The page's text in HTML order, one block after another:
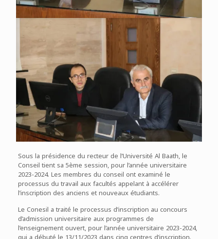
Sous la présidence du recteur de l’Université Al Baath, le
Conseil tient sa 5ème session, pour l’année universitaire
2023-2024. Les membres du conseil ont examiné le
processus du travail aux facultés appelant à accélérer
l’inscription des anciens et nouveaux étudiants.
Le Conesil a traité le processus d’inscription au concours
d’admission universitaire aux programmes de
l’enseignement ouvert, pour l’année universitaire 2023-2024,